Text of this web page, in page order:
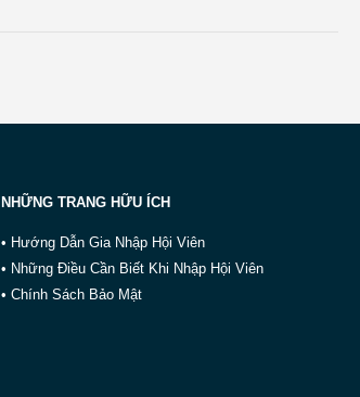
NHỮNG TRANG HỮU ÍCH
• Hướng Dẫn Gia Nhập Hội Viên
• Những Điều Cần Biết Khi Nhập Hội Viên
• Chính Sách Bảo Mật